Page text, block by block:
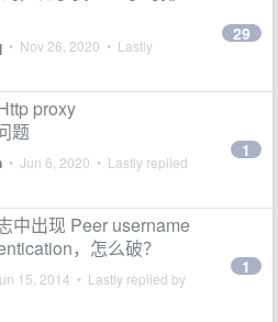
• Nov 26, 2020 • Lastly
29
proxy
题
• Jun 6, 2020 • Lastly replied
1
中出现 Peer username
，怎么破？
15, 2014 • Lastly replied by
1